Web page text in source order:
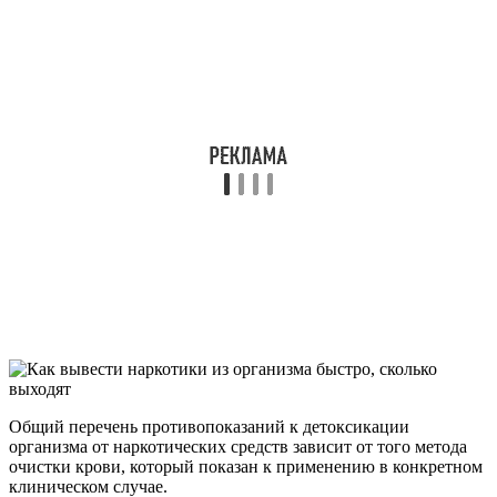
Общий перечень противопоказаний к детоксикации
организма от наркотических средств зависит от того метода
очистки крови, который показан к применению в конкретном
клиническом случае.